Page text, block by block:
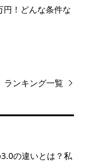
！どんな条件な
ランキング一覧
の違いとは？私